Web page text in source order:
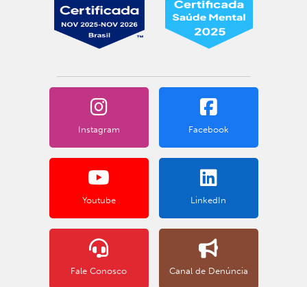
Instagram Facebook
Youtube LinkedIn
Fale Conosco Canal de Denúncia